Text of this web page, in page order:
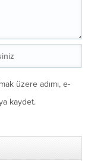
üzere adımı, e-
kaydet.